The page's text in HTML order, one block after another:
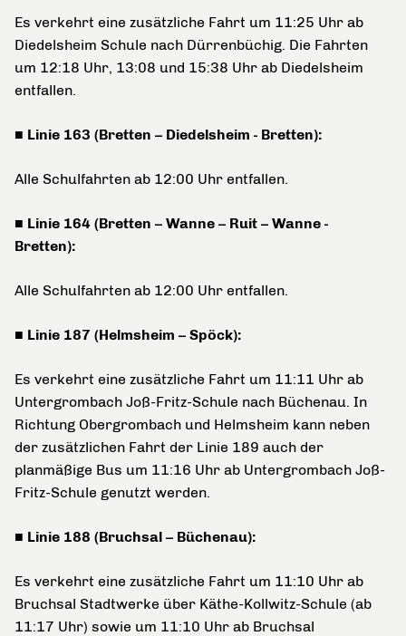
Es verkehrt eine zusätzliche Fahrt um 11:25 Uhr ab
Diedelsheim Schule nach Dürrenbüchig. Die Fahrten
um 12:18 Uhr, 13:08 und 15:38 Uhr ab Diedelsheim
entfallen.
■ Linie 163 (Bretten – Diedelsheim - Bretten):
Alle Schulfahrten ab 12:00 Uhr entfallen.
■ Linie 164 (Bretten – Wanne – Ruit – Wanne -
Bretten):
Alle Schulfahrten ab 12:00 Uhr entfallen.
■ Linie 187 (Helmsheim – Spöck):
Es verkehrt eine zusätzliche Fahrt um 11:11 Uhr ab
Untergrombach Joß-Fritz-Schule nach Büchenau. In
Richtung Obergrombach und Helmsheim kann neben
der zusätzlichen Fahrt der Linie 189 auch der
planmäßige Bus um 11:16 Uhr ab Untergrombach Joß-
Fritz-Schule genutzt werden.
■ Linie 188 (Bruchsal – Büchenau):
Es verkehrt eine zusätzliche Fahrt um 11:10 Uhr ab
Bruchsal Stadtwerke über Käthe-Kollwitz-Schule (ab
11:17 Uhr) sowie um 11:10 Uhr ab Bruchsal